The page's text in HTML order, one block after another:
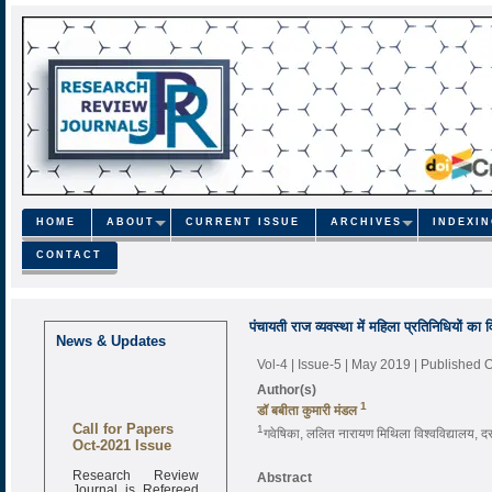
HOME ABOUT CURRENT ISSUE ARCHIVES
CONTACT
News & Updates
Call for Papers
Oct-2021 Issue
Research Review
Journal is Refereed
पंचायती राज व्यवस्था में महिला प्रतिनिधियों का
Vol-4 | Issue-5 | May 2019 | Published
Author(s)
डॉ बबीता कुमारी मंडल 1
1गवेषिका, ललित नारायण मिथिला विश्वविद्यालय,
Abstract